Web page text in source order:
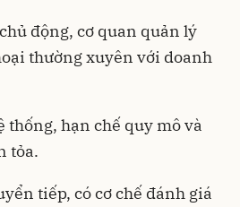
động, cơ quan quản lý
thường xuyên với doanh
thống, hạn chế quy mô và
tỏa.
tiếp, có cơ chế đánh giá